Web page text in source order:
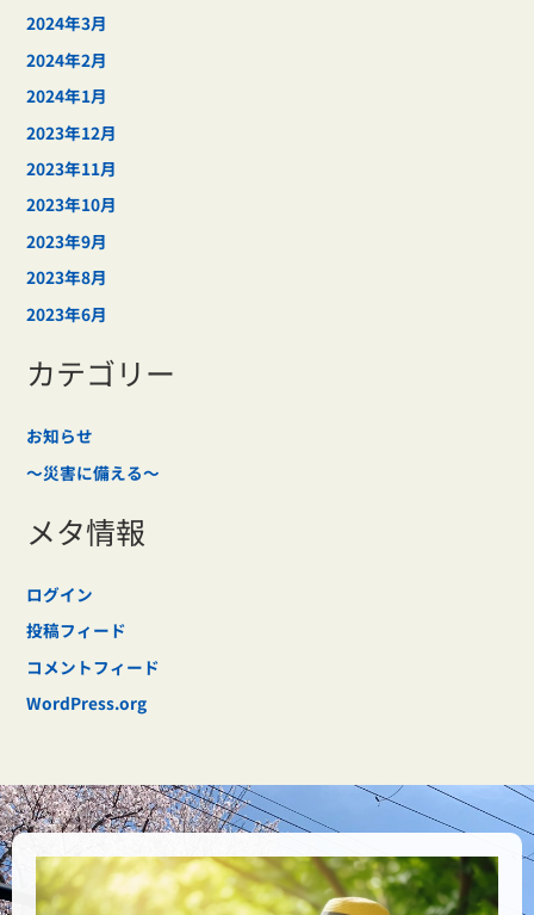
2024年3月
2024年2月
2024年1月
2023年12月
2023年11月
2023年10月
2023年9月
2023年8月
2023年6月
カテゴリー
お知らせ
～災害に備える～
メタ情報
ログイン
投稿フィード
コメントフィード
WordPress.org